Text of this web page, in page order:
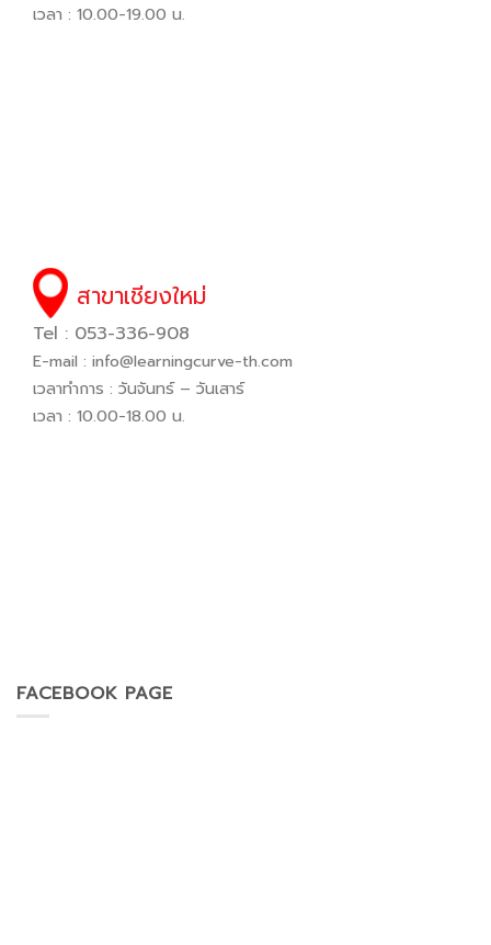
เวลา : 10.00-19.00 น.
สาขาเชียงใหม่
Tel : 053-336-908
E-mail : info@learningcurve-th.com
เวลาทำการ : วันจันทร์ – วันเสาร์
เวลา : 10.00-18.00 น.
FACEBOOK PAGE